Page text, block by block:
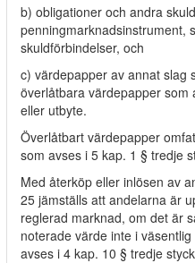
b) obligationer och andra
penningmarknadsinstrument,
skuldförbindelser, och
c) värdepapper av annat slag
överlåtbara värdepapper som
eller utbyte.
Överlåtbart värdepapper
som avses i 5 kap. 1 § tredje
Med återköp eller inlösen av
25 jämställs att andelarna är
reglerad marknad, om det är
noterade värde inte i
avses i 4 kap. 10 § tredje